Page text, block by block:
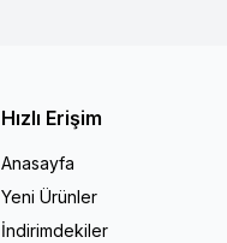
Hızlı Erişim
Anasayfa
Yeni Ürünler
İndirimdekiler